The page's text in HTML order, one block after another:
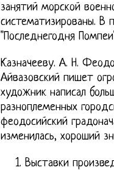
занятий морской
систематизированы. В
"Последнегодня
Казначееву. А. Н.
Айвазовский пишет
художник написал
разноплеменных
феодосийский
изменилась, хороший
Выставки